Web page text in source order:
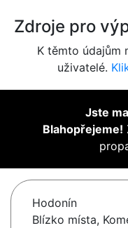
Zdroje pro
K těmto údajům
uživatelé.
Jste
Blahopřejeme!
Hodonín
Blízko místa,